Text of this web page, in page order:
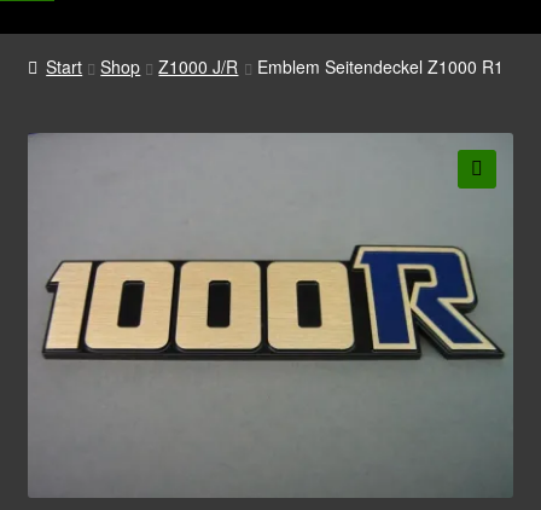
Start Shop Z1000 J/R Emblem Seitendeckel Z1000 R1